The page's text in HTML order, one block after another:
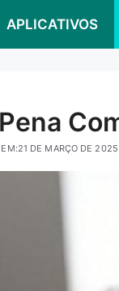
APLICATIVOS
21 DE MARÇO DE 2025